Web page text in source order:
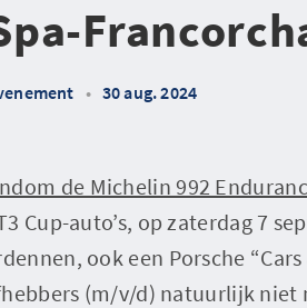
• 30 aug. 2024
de Michelin 992
Cup-auto’s, op zaterdag 7
ook een Porsche
(m/v/d) natuurlijk niet